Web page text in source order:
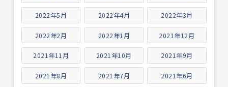
2022年5月 2022年4月 2022年3月
2022年2月 2022年1月 2021年12月
2021年11月 2021年10月 2021年9月
2021年8月 2021年7月 2021年6月